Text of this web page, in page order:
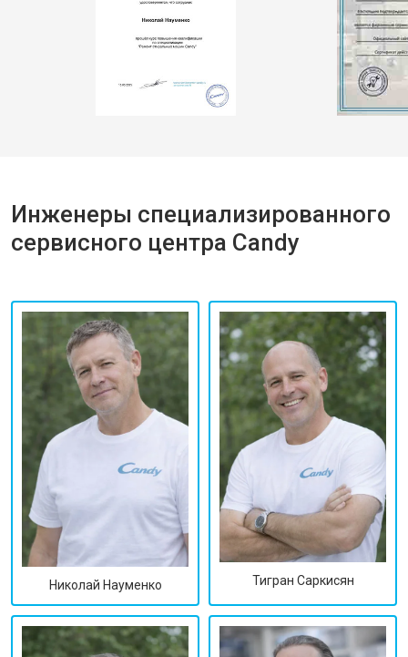
Инженеры специализированного
сервисного центра Candy
Николай Науменко Тигран Саркисян